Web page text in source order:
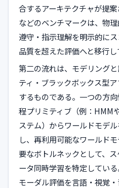
合するアーキテクチャが提
などのベンチマークは、物
遵守・指示理解を明示的に
品質を超えた評価へと移行し
第二の流れは、モデリング
ティ・ブラックボックス型
するものである。一つの方
程プリミティブ（例：HMM
ステム）からワールドモデ
し、再利用可能なワールド
要なボトルネックとして、
ータ同時学習を特定してい
モーダル評価を言語・視覚